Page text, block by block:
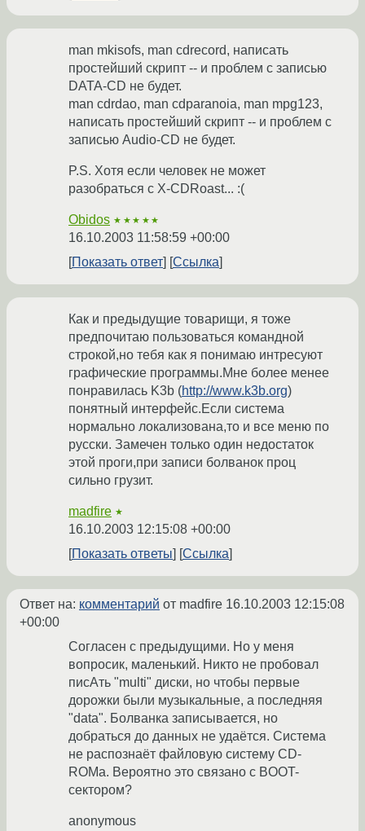
man mkisofs, man cdrecord, написать
простейший скрипт -- и проблем с записью
DATA-CD не будет.
man cdrdao, man cdparanoia, man mpg123,
написать простейший скрипт -- и проблем с
записью Audio-CD не будет.
P.S. Хотя если человек не может
разобраться с X-CDRoast... :(
Obidos ★★★★★
16.10.2003 11:58:59 +00:00
Показать ответ
Ссылка
Как и предыдущие товарищи, я тоже
предпочитаю пользоваться командной
строкой,но тебя как я понимаю интресуют
графические программы.Мне более менее
понравилась K3b (http://www.k3b.org)
понятный интерфейс.Если система
нормально локализована,то и все меню по
русски. Замечен только один недостаток
этой проги,при записи болванок проц
сильно грузит.
madfire ★
16.10.2003 12:15:08 +00:00
Показать ответы
Ссылка
Ответ на: комментарий от madfire 16.10.2003 12:15:08
+00:00
Согласен с предыдущими. Но у меня
вопросик, маленький. Никто не пробовал
писАть "multi" диски, но чтобы первые
дорожки были музыкальные, а последняя
"data". Болванка записывается, но
добраться до данных не удаётся. Система
не распознаёт файловую систему CD-
ROMa. Вероятно это связано с BOOT-
сектором?
anonymous